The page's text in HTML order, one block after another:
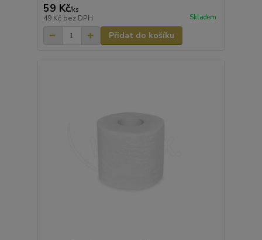
59 Kč/ks
49 Kč bez DPH Skladem
Přidat do košíku